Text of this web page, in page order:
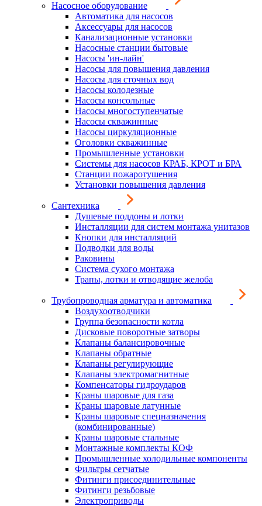
Насосное оборудование
Автоматика для насосов
Аксессуары для насосов
Канализационные установки
Насосные станции бытовые
Насосы 'ин-лайн'
Насосы для повышения давления
Насосы для сточных вод
Насосы колодезные
Насосы консольные
Насосы многоступенчатые
Насосы скважинные
Насосы циркуляционные
Оголовки скважинные
Промышленные установки
Системы для насосов КРАБ, КРОТ и БРА
Станции пожаротушения
Установки повышения давления
Сантехника
Душевые поддоны и лотки
Инсталляции для систем монтажа унитазов
Кнопки для инсталляций
Подводки для воды
Раковины
Система сухого монтажа
Трапы, лотки и отводящие желоба
Трубопроводная арматура и автоматика
Воздухоотводчики
Группа безопасности котла
Дисковые поворотные затворы
Клапаны балансировочные
Клапаны обратные
Клапаны регулирующие
Клапаны электромагнитные
Компенсаторы гидроударов
Краны шаровые для газа
Краны шаровые латунные
Краны шаровые спецназначения
(комбинированные)
Краны шаровые стальные
Монтажные комплекты КОФ
Промышленные холодильные компоненты
Фильтры сетчатые
Фитинги присоединительные
Фитинги резьбовые
Электроприводы